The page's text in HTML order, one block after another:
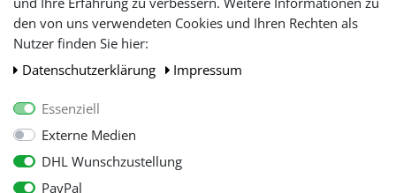
den von uns verwendeten Cookies und Ihren Rechten als
Nutzer finden Sie hier:
Daten­schutz­erklärung
Impressum
Essenziell
Externe Medien
DHL Wunschzustellung
PayPal
WIR AKZEPTIEREN